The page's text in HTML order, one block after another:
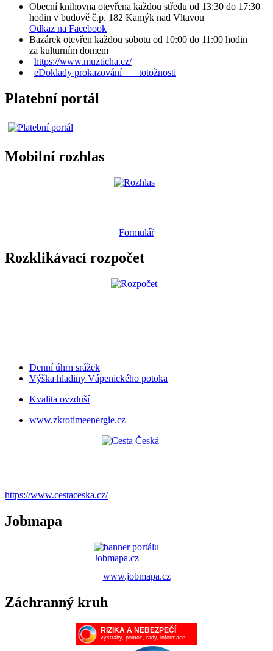
Obecní knihovna otevřena každou středu od 13:30 do 17:30
hodin v budově č.p. 182 Kamýk nad Vltavou
Odkaz na Facebook
Bazárek otevřen každou sobotu od 10:00 do 11:00 hodin
za kulturním domem
https://www.muzticha.cz/
eDoklady prokazování totožnosti
Platební portál
Mobilní rozhlas
Formulář
Rozklikávací rozpočet
Denní úhrn srážek
Výška hladiny Vápenického potoka
Kvalita ovzduší
www.zkrotimeenergie.cz
https://www.cestaceska.cz/
Jobmapa
www.jobmapa.cz
Záchranný kruh